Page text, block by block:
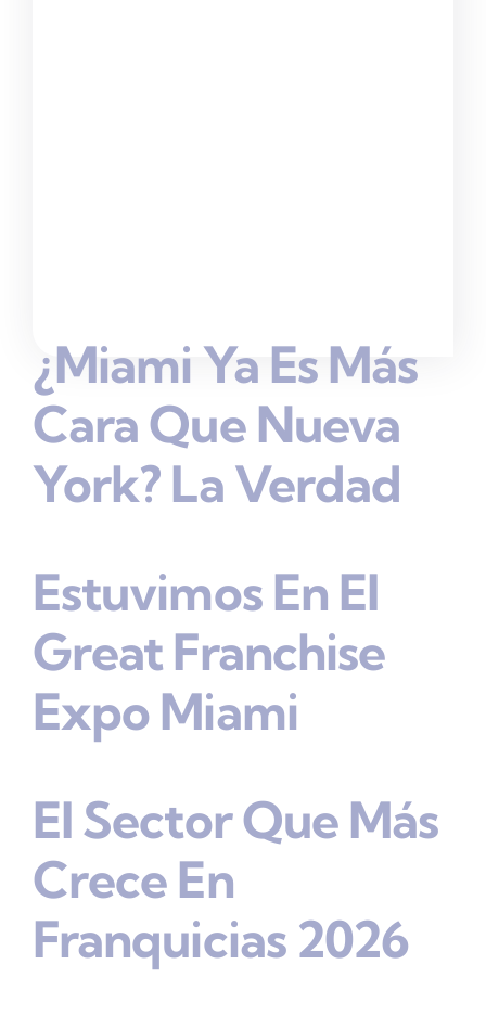
¿Miami Ya Es Más
Cara Que Nueva
York? La Verdad
Estuvimos En El
Great Franchise
Expo Miami
El Sector Que Más
Crece En
Franquicias 2026